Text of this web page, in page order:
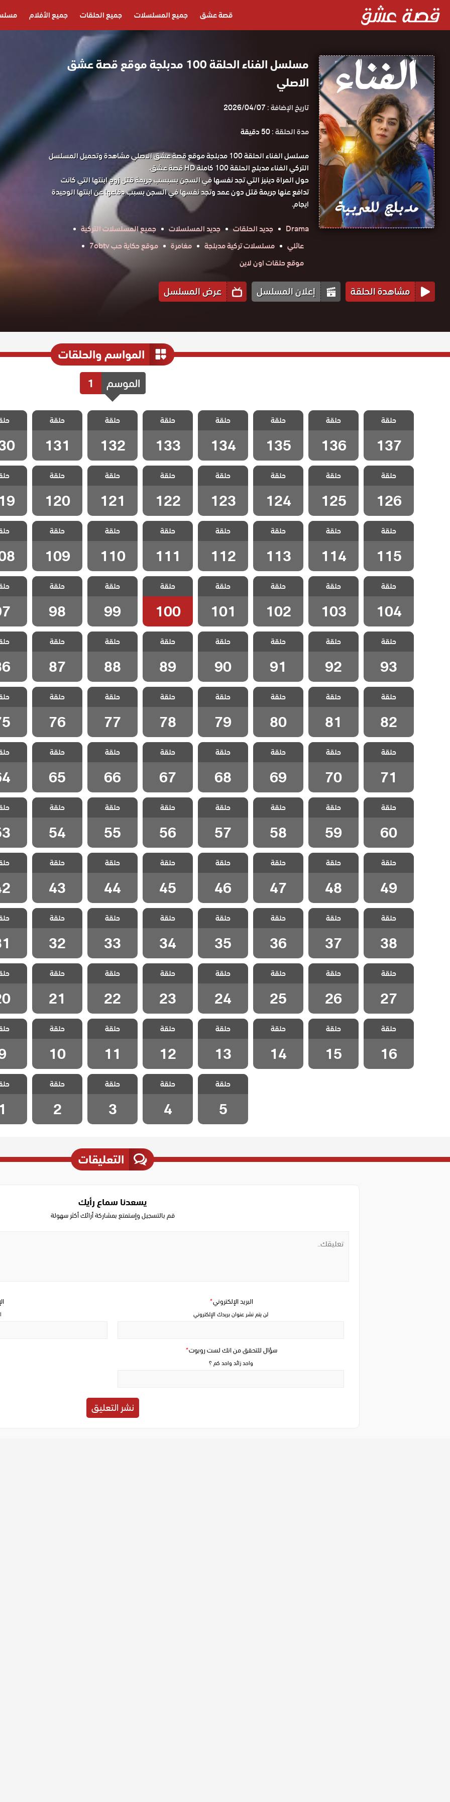
قصة عشق جميع المسلسلات جميع الحلقات جميع الأفلام
مسلسل الفناء الحلقة 100 مدبلجة موقع قصة عشق
الاصلي
تاريخ الإضافة :2026/04/07
مدة الحلقة :50 دقيقة
مسلسل الفناء الحلقة 100 مدبلجة موقع قصة عشق الاصلي مشاهدة وتحميل المسلسل
التركي الفناء مدبلج الحلقة 100 كاملة HD قصة عشق.
حول المراة دينيز التي تجد نفسها في السجن بسبسب جريمة قتل زوج ابنتها التي كانت
تدافع عنها جريمة قتل دون عمد وتجد نفسها في السجن بسبب دفاعها عن ابنتها الوحيدة
ايجام.
Drama
جديد الحلقات جديد المسلسلات
جميع المسلسلات التركية
عائلي
مسلسلات تركية مدبلجة مغامرة
موقع حكاية حب 7obtv
موقع حلقات اون لاين
مشاهدة الحلقة إعلان المسلسل عرض المسلسل
المواسم والحلقات
الموسم 1
مسلسل الفناء
مدبلج الحلقة
137 والاخيرة
حلقة
137
مسلسل الفناء
مدبلج الحلقة
136
حلقة
136
مسلسل الفناء
مدبلج الحلقة
135
حلقة
135
مسلسل الفناء
مدبلج الحلقة
134
حلقة
134
مسلسل الفناء
مدبلج الحلقة
133
حلقة
133
مسلسل الفناء
مدبلج الحلقة
132
حلقة
132
مسلسل الفناء
مدبلج الحلقة
131
حلقة
131
مسلسل
مدبلج
مسلسل الفناء
مدبلج الحلقة
126
حلقة
126
مسلسل الفناء
مدبلج الحلقة
125
حلقة
125
مسلسل الفناء
مدبلج الحلقة
124
حلقة
124
مسلسل الفناء
مدبلج الحلقة
123
حلقة
123
مسلسل الفناء
مدبلج الحلقة
122
حلقة
122
مسلسل الفناء
مدبلج الحلقة
121
حلقة
121
مسلسل الفناء
مدبلج الحلقة
120
حلقة
120
مسلسل
مدبلج
مسلسل الفناء
مدبلج الحلقة
115
حلقة
115
مسلسل الفناء
مدبلج الحلقة
114
حلقة
114
مسلسل الفناء
مدبلج الحلقة
113
حلقة
113
مسلسل الفناء
مدبلج الحلقة
112
حلقة
112
مسلسل الفناء
مدبلج الحلقة
111
حلقة
111
مسلسل الفناء
مدبلج الحلقة
110
حلقة
110
مسلسل الفناء
مدبلج الحلقة
109
حلقة
109
مسلسل
مدبلج
مسلسل الفناء
مدبلج الحلقة
104
حلقة
104
مسلسل الفناء
مدبلج الحلقة
103
حلقة
103
مسلسل الفناء
مدبلج الحلقة
102
حلقة
102
مسلسل الفناء
مدبلج الحلقة
101
حلقة
101
مسلسل الفناء
مدبلج الحلقة
100
حلقة
100
مسلسل الفناء
مدبلج الحلقة 99
حلقة
99
مسلسل الفناء
مدبلج الحلقة 98
حلقة
98
مسلسل
مدبلج
مسلسل الفناء
مدبلج الحلقة 93
حلقة
93
مسلسل الفناء
مدبلج الحلقة 92
حلقة
92
مسلسل الفناء
مدبلج الحلقة 91
حلقة
91
مسلسل الفناء
مدبلج الحلقة 90
حلقة
90
مسلسل الفناء
مدبلج الحلقة 89
حلقة
89
مسلسل الفناء
مدبلج الحلقة 88
حلقة
88
مسلسل الفناء
مدبلج الحلقة 87
حلقة
87
مسلسل
مدبلج
مسلسل الفناء
مدبلج الحلقة 82
حلقة
82
مسلسل الفناء
مدبلج الحلقة 81
حلقة
81
مسلسل الفناء
مدبلج الحلقة 80
حلقة
80
مسلسل الفناء
مدبلج الحلقة 79
حلقة
79
مسلسل الفناء
مدبلج الحلقة 78
حلقة
78
مسلسل الفناء
مدبلج الحلقة 77
حلقة
77
مسلسل الفناء
مدبلج الحلقة 76
حلقة
76
مسلسل
مدبلج
مسلسل الفناء
مدبلج الحلقة 71
حلقة
71
مسلسل الفناء
مدبلج الحلقة 70
حلقة
70
مسلسل الفناء
مدبلج الحلقة 69
حلقة
69
مسلسل الفناء
مدبلج الحلقة 68
حلقة
68
مسلسل الفناء
مدبلج الحلقة 67
حلقة
67
مسلسل الفناء
مدبلج الحلقة 66
حلقة
66
مسلسل الفناء
مدبلج الحلقة 65
حلقة
65
مسلسل
مدبلج
مسلسل الفناء
مدبلج الحلقة 60
حلقة
60
مسلسل الفناء
مدبلج الحلقة 59
حلقة
59
مسلسل الفناء
مدبلج الحلقة 58
حلقة
58
مسلسل الفناء
مدبلج الحلقة 57
حلقة
57
مسلسل الفناء
مدبلج الحلقة 56
حلقة
56
مسلسل الفناء
مدبلج الحلقة 55
حلقة
55
مسلسل الفناء
مدبلج الحلقة 54
حلقة
54
مسلسل
مدبلج
مسلسل الفناء
مدبلج الحلقة 49
حلقة
49
مسلسل الفناء
مدبلج الحلقة 48
حلقة
48
مسلسل الفناء
مدبلج الحلقة 47
حلقة
47
مسلسل الفناء
مدبلج الحلقة 46
حلقة
46
مسلسل الفناء
مدبلج الحلقة 45
حلقة
45
مسلسل الفناء
مدبلج الحلقة 44
حلقة
44
مسلسل الفناء
مدبلج الحلقة 43
حلقة
43
مسلسل
مدبلج
مسلسل الفناء
مدبلج الحلقة 38
حلقة
38
مسلسل الفناء
مدبلج الحلقة 37
حلقة
37
مسلسل الفناء
مدبلج الحلقة 36
حلقة
36
مسلسل الفناء
مدبلج الحلقة 35
حلقة
35
مسلسل الفناء
مدبلج الحلقة 34
حلقة
34
مسلسل الفناء
مدبلج الحلقة 33
حلقة
33
مسلسل الفناء
مدبلج الحلقة 32
حلقة
32
مسلسل
مدبلج
مسلسل الفناء
مدبلج الحلقة 27
حلقة
27
مسلسل الفناء
مدبلج الحلقة 26
حلقة
26
مسلسل الفناء
مدبلج الحلقة 25
حلقة
25
مسلسل الفناء
مدبلج الحلقة 24
حلقة
24
مسلسل الفناء
مدبلج الحلقة 23
حلقة
23
مسلسل الفناء
مدبلج الحلقة 22
حلقة
22
مسلسل الفناء
مدبلج الحلقة 21
حلقة
21
مسلسل
مدبلج
مسلسل الفناء
مدبلج الحلقة 16
حلقة
16
مسلسل الفناء
مدبلج الحلقة 15
حلقة
15
مسلسل الفناء
مدبلج الحلقة 14
حلقة
14
مسلسل الفناء
مدبلج الحلقة 13
حلقة
13
مسلسل الفناء
مدبلج الحلقة 12
حلقة
12
مسلسل الفناء
مدبلج الحلقة 11
حلقة
11
مسلسل الفناء
مدبلج الحلقة 10
حلقة
10
مسلسل
مدبلج
مسلسل الفناء
مدبلج الحلقة 5
حلقة
5
مسلسل الفناء
مدبلج الحلقة 4
حلقة
4
مسلسل الفناء
مدبلج الحلقة 3
حلقة
3
مسلسل الفناء
مدبلج الحلقة 2
حلقة
2
مسلسل
مدبلج
1
التعليقات
يسعدنا سماع رأيك
قم بالتسجيل وإستمتع بمشاركة أرائك أكثر سهولة
سؤال للتحقق من انك لست روبوت*
واحد زائد واحد كم ؟
البريد الإلكتروني*
لن يتم نشر عنوان بريدك الإلكتروني